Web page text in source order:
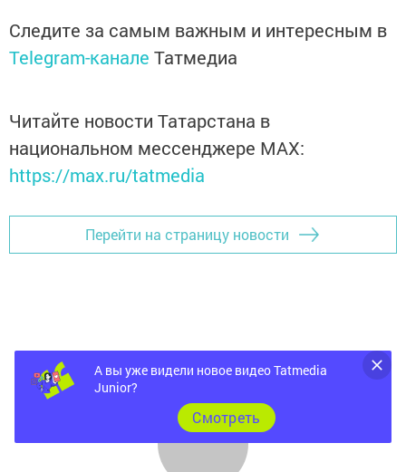
Следите за самым важным и интересным в
Telegram-канале Татмедиа
Читайте новости Татарстана в
национальном мессенджере MАХ:
https://max.ru/tatmedia
Перейти на страницу новости
А вы уже видели новое видео Tatmedia
Junior?
Cмотреть